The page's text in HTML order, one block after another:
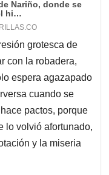
grotesca de
con la robadera,
espera agazapado
cuando se
pactos, porque
lo volvió afortunado,
y la miseria